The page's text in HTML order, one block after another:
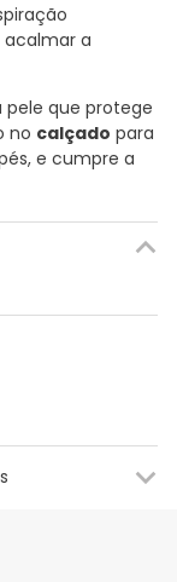
acalmar a
pele que protege
no calçado para
e cumpre a